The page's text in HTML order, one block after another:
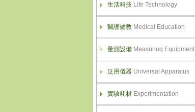
生活科技 Life Technology
醫護健教 Medical Education
量測設備 Measuring Equipment
泛用儀器 Universal Apparatus
實驗耗材 Experimentation